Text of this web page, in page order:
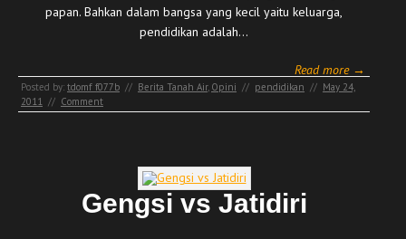
papan. Bahkan dalam bangsa yang kecil yaitu keluarga,
pendidikan adalah…
Read more →
Posted by: tdomf_f077b // Berita Tanah Air, Opini // pendidikan // May 24,
2011 // Comment
Gengsi vs Jatidiri